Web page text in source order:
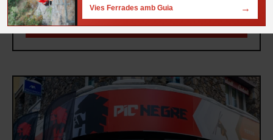
Com arribar-hi?
Vies Ferrades amb Guia →